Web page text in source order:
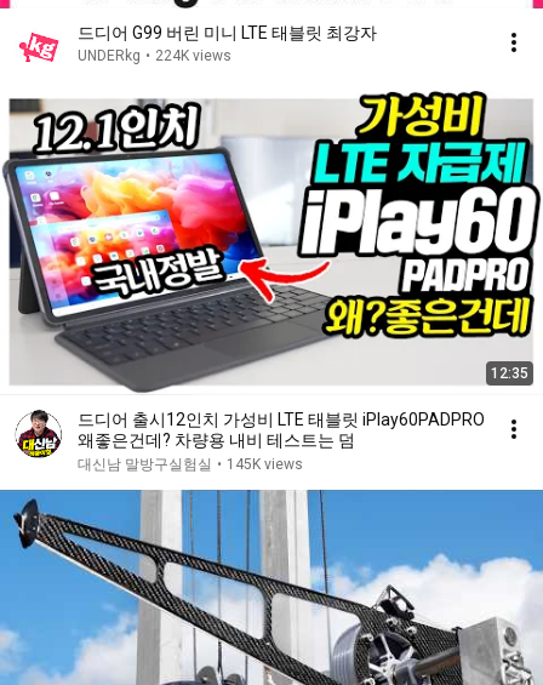
드디어 G99 버린 미니 LTE 태블릿 최강자
UNDERkg • 224K views
12:35
드디어 출시12인치 가성비 LTE 태블릿 iPlay60PADPRO
왜좋은건데? 차량용 내비 테스트는 덤
대신남 말방구실험실 • 145K views